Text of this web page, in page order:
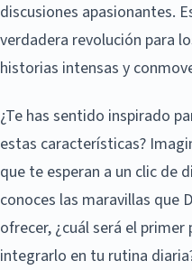
discusiones apasionantes.
verdadera revolución para
historias intensas y
¿Te has sentido inspirado
estas características?
que te esperan a un clic de
conoces las maravillas que
ofrecer, ¿cuál será el primer
integrarlo en tu rutina